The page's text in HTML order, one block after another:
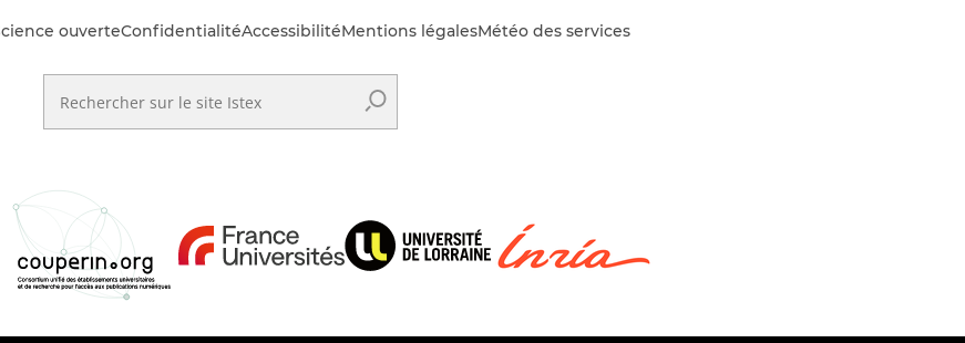
ouverteConfidentialitéAccessibilitéMentions légalesMétéo des services